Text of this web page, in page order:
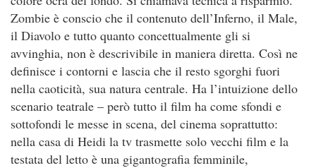
Zombie è conscio che il contenuto dell’Inferno, il Male,
il Diavolo e tutto quanto concettualmente gli si
avvinghia, non è descrivibile in maniera diretta. Così ne
definisce i contorni e lascia che il resto sgorghi fuori
nella caoticità, sua natura centrale. Ha l’intuizione dello
scenario teatrale – però tutto il film ha come sfondi e
sottofondi le messe in scena, del cinema soprattutto:
nella casa di Heidi la tv trasmette solo vecchi film e la
testata del letto è una gigantografia femminile,